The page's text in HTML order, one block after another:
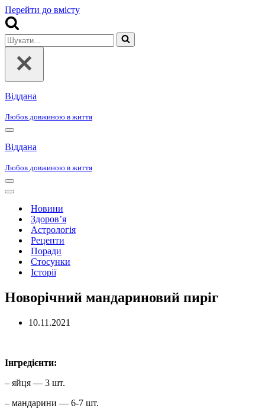
Перейти до вмісту
Шукати...
Віддана
Любов довжиною в життя
Меню
навігації
Віддана
Любов довжиною в життя
Меню
навігації
Меню
навігаціїНовини
Здоров’я
Астрологія
Рецепти
Поради
Стосунки
Історії
Новорічний мандариновий пиріг
10.11.2021
Інгредієнти:
– яйця — 3 шт.
– мандарини — 6-7 шт.